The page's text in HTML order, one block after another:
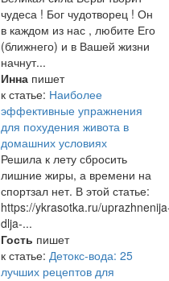
чудеса ! Бог чудотворец ! Он
в каждом из нас , любите Его
(ближнего) и в Вашей жизни
начнут...
Инна пишет
к статье: Наиболее
эффективные упражнения
для похудения живота в
домашних условиях
Решила к лету сбросить
лишние жиры, а времени на
спортзал нет. В этой статье:
https://ykrasotka.ru/
dlja-...
Гость пишет
к статье: Детокс-вода: 25
лучших рецептов для